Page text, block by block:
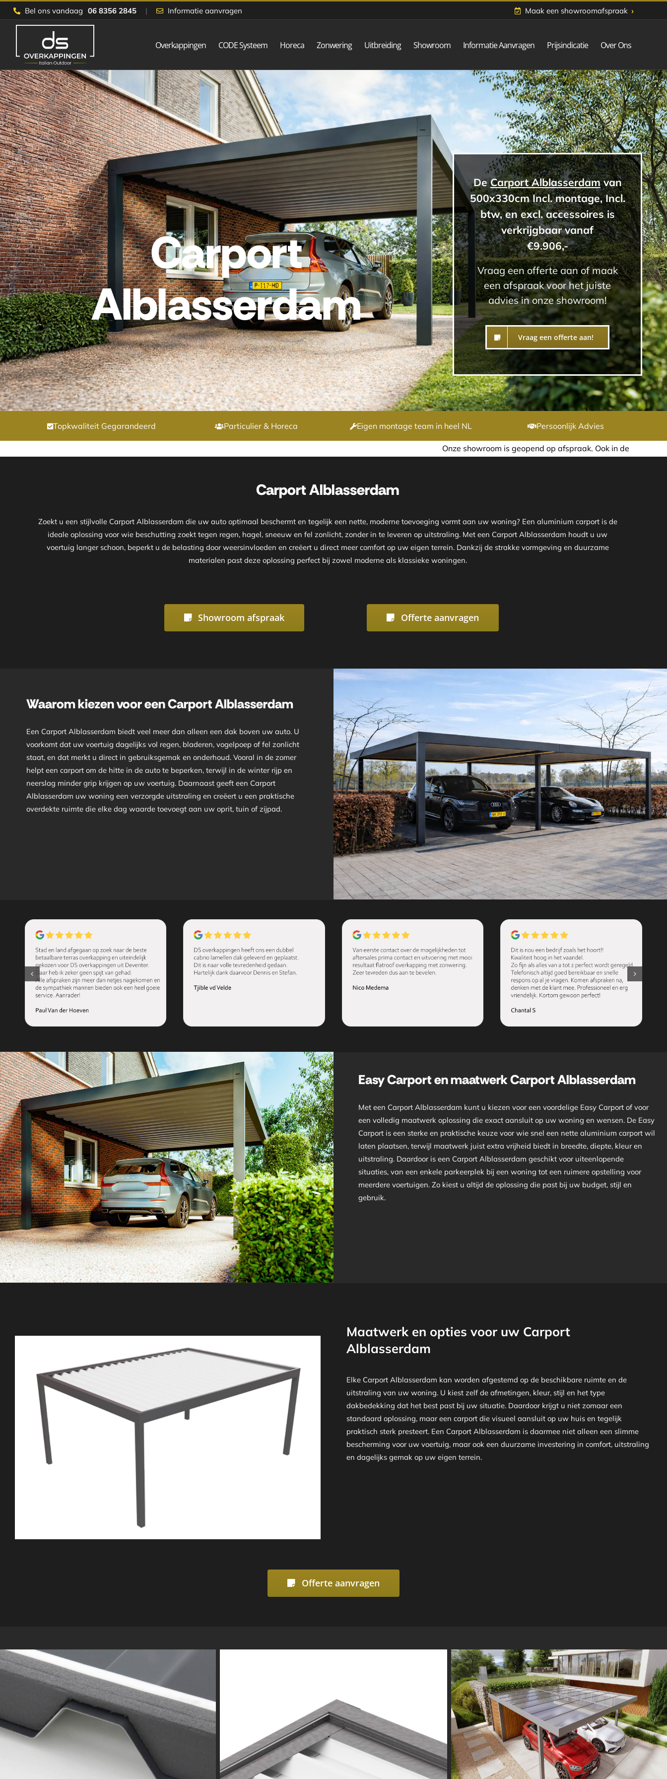
Skip
to
Bel ons vandaag 06 8356 2845 | Informatie aanvragen Maak een showroomafspraak ›
Overkappingen CODE Systeem Horeca Zonwering Uitbreiding Showroom Informatie Aanvragen Prijsindicatie Over Ons
Carport
Alblasserdam
DeCarport Alblasserdamvan
500x330cm Incl. montage, Incl.
btw, en excl. accessoires is
verkrijgbaar vanaf
€9.906,-
Vraag een offerte aan of maak
een afspraak voor het juiste
advies in onze showroom!
Vraag een offerte aan!
Topkwaliteit Gegarandeerd Particulier & Horeca Eigen montage team in heel NL Persoonlijk Advies
Onze showroom is geopend op afspraak. Ook in de avond of in het weekend
Carport Alblasserdam
Zoekt u een stijlvolle Carport Alblasserdam die uw auto optimaal beschermt en tegelijk een nette, moderne toevoeging vormt aan uw woning? Een aluminium carport is de
ideale oplossing voor wie beschutting zoekt tegen regen, hagel, sneeuw en fel zonlicht, zonder in te leveren op uitstraling. Met een Carport Alblasserdam houdt u uw
voertuig langer schoon, beperkt u de belasting door weersinvloeden en creëert u direct meer comfort op uw eigen terrein. Dankzij de strakke vormgeving en duurzame
materialen past deze oplossing perfect bij zowel moderne als klassieke woningen.
Showroom afspraak Offerte aanvragen
Waarom kiezen voor een Carport Alblasserdam
Een Carport Alblasserdam biedt veel meer dan alleen een dak boven uw auto. U
voorkomt dat uw voertuig dagelijks vol regen, bladeren, vogelpoep of fel zonlicht
staat, en dat merkt u direct in gebruiksgemak en onderhoud. Vooral in de zomer
helpt een carport om de hitte in de auto te beperken, terwijl in de winter rijp en
neerslag minder grip krijgen op uw voertuig. Daarnaast geeft een Carport
Alblasserdam uw woning een verzorgde uitstraling en creëert u een praktische
overdekte ruimte die elke dag waarde toevoegt aan uw oprit, tuin of zijpad.
Easy Carport en maatwerk Carport Alblasserdam
Met een Carport Alblasserdam kunt u kiezen voor een voordelige Easy Carport of voor
een volledig maatwerk oplossing die exact aansluit op uw woning en wensen. De Easy
Carport is een sterke en praktische keuze voor wie snel een nette aluminium carport wil
laten plaatsen, terwijl maatwerk juist extra vrijheid biedt in breedte, diepte, kleur en
uitstraling. Daardoor is een Carport Alblasserdam geschikt voor uiteenlopende
situaties, van een enkele parkeerplek bij een woning tot een ruimere opstelling voor
meerdere voertuigen. Zo kiest u altijd de oplossing die past bij uw budget, stijl en
gebruik.
Maatwerk en opties voor uw Carport
Alblasserdam
Elke Carport Alblasserdam kan worden afgestemd op de beschikbare ruimte en de
uitstraling van uw woning. U kiest zelf de afmetingen, kleur, stijl en het type
dakbedekking dat het best past bij uw situatie. Daardoor krijgt u niet zomaar een
standaard oplossing, maar een carport die visueel aansluit op uw huis en tegelijk
praktisch sterk presteert. Een Carport Alblasserdam is daarmee niet alleen een slimme
bescherming voor uw voertuig, maar ook een duurzame investering in comfort, uitstraling
en dagelijks gemak op uw eigen terrein.
Offerte aanvragen